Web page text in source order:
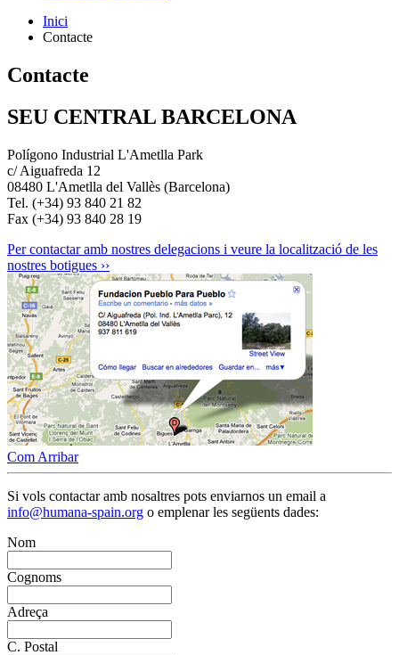
Inici
Contacte
Contacte
SEU CENTRAL BARCELONA
Polígono Industrial L'Ametlla Park
c/ Aiguafreda 12
08480 L'Ametlla del Vallès (Barcelona)
Tel. (+34) 93 840 21 82
Fax (+34) 93 840 28 19
Per contactar amb nostres delegacions i veure la localització de les
nostres botigues ››
Com Arribar
Si vols contactar amb nosaltres pots enviarnos un email a
info@humana-spain.org o emplenar les següents dades:
Nom
Cognoms
Adreça
C. Postal